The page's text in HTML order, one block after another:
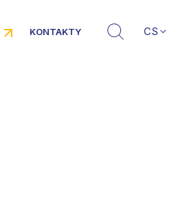
KONTAKTY CS